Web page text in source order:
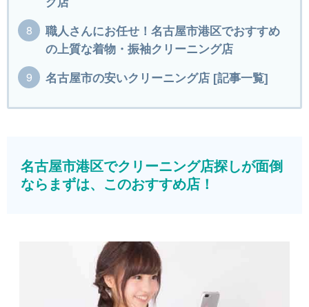
職人さんにお任せ！名古屋市港区でおすすめ
の上質な着物・振袖クリーニング店
名古屋市の安いクリーニング店 [記事一覧]
名古屋市港区でクリーニング店探しが面倒
ならまずは、このおすすめ店！